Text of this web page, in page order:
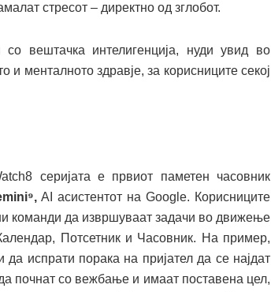
стресот – директно од зглобот.
со вештачка интелигенција, нуди увид во
и менталното здравје, за корисниците секој
серијата е првиот паметен часовник
AI асистентот на Google. Корисниците
команди да извршуваат задачи во движење
Потсетник и Часовник. На пример,
испрати порака на пријател да се најдат
почнат со вежбање и имаат поставена цел,